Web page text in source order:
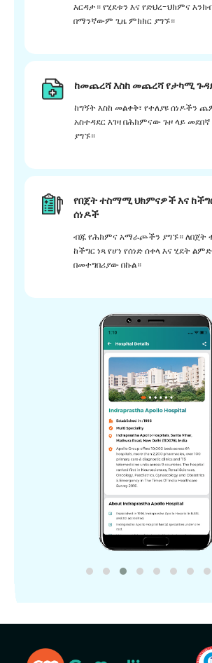
እርዳታ። የሂደቱን እና የድህረ-ህክምና
በማንኛውም ጊዜ ምክክር ያግኙ።
ከመጨረሻ እስከ መጨረሻ የታካሚ
ከግኝት እስከ መልቀቅ፣ የተለያዩ ሰነዶችን
አስተዳደር እገዛ በሕክምናው ጉዞ ላይ
ያግኙ።
የበጀት ተስማሚ ህክምናዎች እና
ሰነዶች
ብጁ የሕክምና አማራጮችን ያግኙ። ለበጀት
ከችግር ነጻ የሆነ የሰነድ ሰቀላ እና ሂደት
በመተግበሪያው በኩል።